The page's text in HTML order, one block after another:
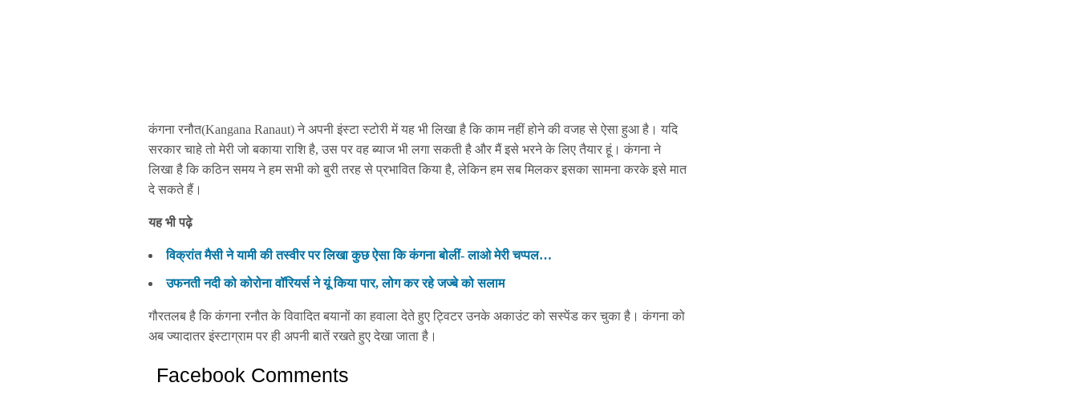
कंगना रनौत(Kangana Ranaut) ने अपनी इंस्टा स्टोरी में यह भी लिखा है कि काम नहीं होने की वजह से ऐसा हुआ है। यदि
सरकार चाहे तो मेरी जो बकाया राशि है, उस पर वह ब्याज भी लगा सकती है और मैं इसे भरने के लिए तैयार हूं। कंगना ने
लिखा है कि कठिन समय ने हम सभी को बुरी तरह से प्रभावित किया है, लेकिन हम सब मिलकर इसका सामना करके इसे मात
दे सकते हैं।
यह भी पढ़े
विक्रांत मैसी ने यामी की तस्वीर पर लिखा कुछ ऐसा कि कंगना बोलीं- लाओ मेरी चप्पल…
उफनती नदी को कोरोना वॉरियर्स ने यूं किया पार, लोग कर रहे जज्बे को सलाम
गौरतलब है कि कंगना रनौत के विवादित बयानों का हवाला देते हुए ट्विटर उनके अकाउंट को सस्पेंड कर चुका है। कंगना को
अब ज्यादातर इंस्टाग्राम पर ही अपनी बातें रखते हुए देखा जाता है।
Facebook Comments